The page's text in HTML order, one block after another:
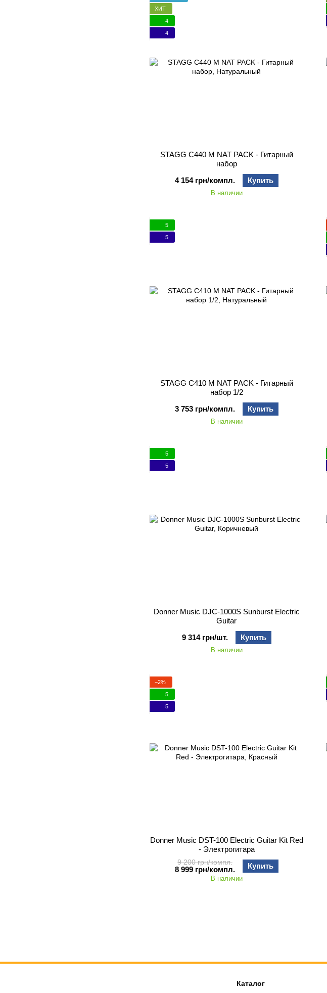
ХИТ
4
4
STAGG C440 M NAT PACK - Гитарный
набор
4 154 грн/компл.
Купить
В наличии
5
5
STAGG C410 M NAT PACK - Гитарный
набор 1/2
3 753 грн/компл.
Купить
В наличии
5
5
Donner Music DJC-1000S Sunburst Electric
Guitar
9 314 грн/шт.
Купить
В наличии
−2%
5
5
Donner Music DST-100 Electric Guitar Kit Red
- Электрогитара
9 200 грн/компл.
8 999 грн/компл. Купить
В наличии
Каталог